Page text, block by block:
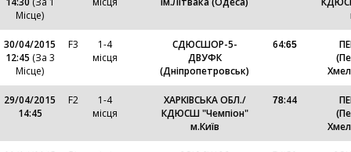
Місце)
30/04/2015
12:45 (За 3
Місце)
F3
1-4
місця
СДЮСШОР-5-
ДВУФК
(Дніпропетровськ)
64:65
29/04/2015
14:45
F2
1-4
місця
ХАРКІВСЬКА ОБЛ./
КДЮСШ "Чемпіон"
м.Київ
78:44